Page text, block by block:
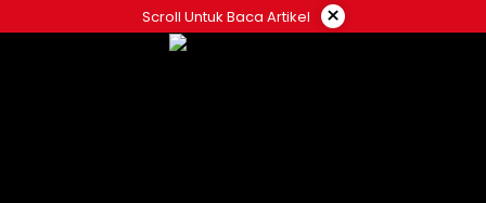
ke
Scroll Untuk Baca Artikel ×